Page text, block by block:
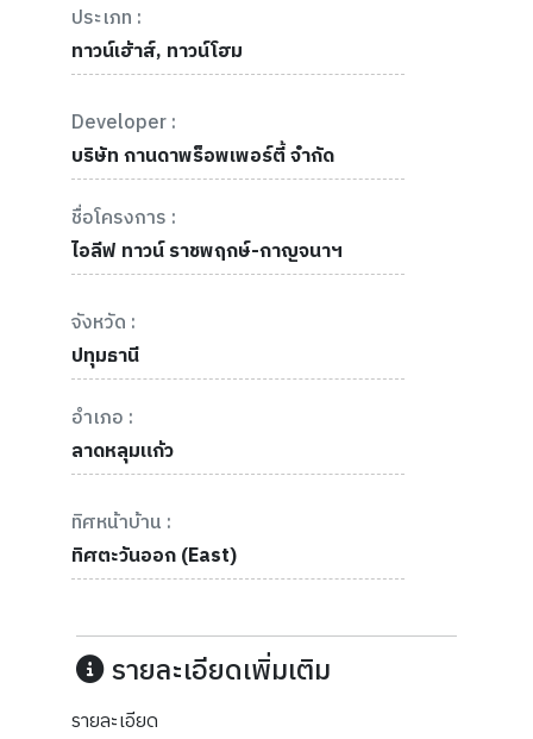
ประเภท :
ทาวน์เฮ้าส์, ทาวน์โฮม
Developer :
บริษัท กานดาพร็อพเพอร์ตี้ จำกัด
ชื่อโครงการ :
ไอลีฟ ทาวน์ ราชพฤกษ์-กาญจนาฯ
จังหวัด :
ปทุมธานี
อำเภอ :
ลาดหลุมแก้ว
ทิศหน้าบ้าน :
ทิศตะวันออก (East)
รายละเอียดเพิ่มเติม
รายละเอียด